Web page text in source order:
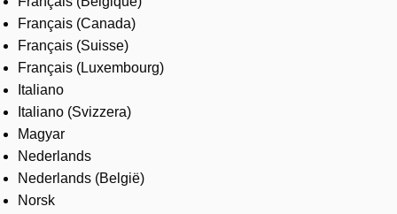
Français (Canada)
Français (Suisse)
Français (Luxembourg)
Italiano
Italiano (Svizzera)
Magyar
Nederlands
Nederlands (België)
Norsk